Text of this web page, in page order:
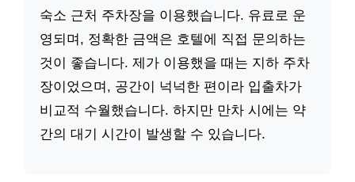
숙소 근처 주차장을 이용했습니다. 유료로 운
영되며, 정확한 금액은 호텔에 직접 문의하는
것이 좋습니다. 제가 이용했을 때는 지하 주차
장이었으며, 공간이 넉넉한 편이라 입출차가
비교적 수월했습니다. 하지만 만차 시에는 약
간의 대기 시간이 발생할 수 있습니다.